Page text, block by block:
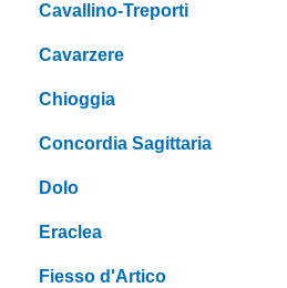
Cavallino-Treporti
Cavarzere
Chioggia
Concordia Sagittaria
Dolo
Eraclea
Fiesso d'Artico